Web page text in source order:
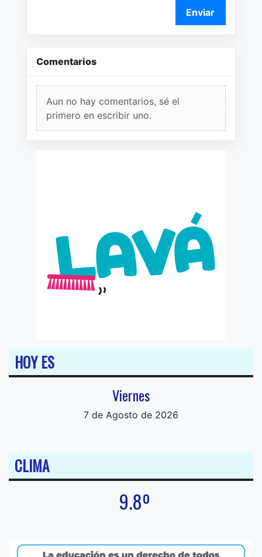
Enviar
Comentarios
Aun no hay comentarios, sé el
primero en escribir uno.
HOY ES
Viernes
7 de Agosto de 2026
CLIMA
9.8º